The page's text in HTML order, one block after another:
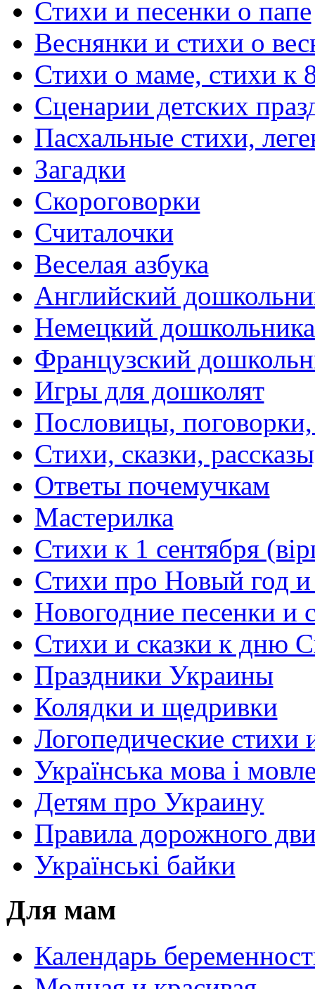
Стихи и песенки о папе
Веснянки и стихи о
Стихи о маме, стихи к
Сценарии детских
Пасхальные стихи,
Загадки
Скороговорки
Считалочки
Веселая азбука
Английский
Немецкий
Французский
Игры для дошколят
Пословицы,
Стихи, сказки,
Ответы почемучкам
Мастерилка
Стихи к 1 сентября
Стихи про Новый год
Новогодние песенки и
Стихи и сказки к дню
Праздники Украины
Колядки и щедривки
Логопедические стихи
Українська мова і
Детям про Украину
Правила дорожного
Українські байки
Для мам
Календарь